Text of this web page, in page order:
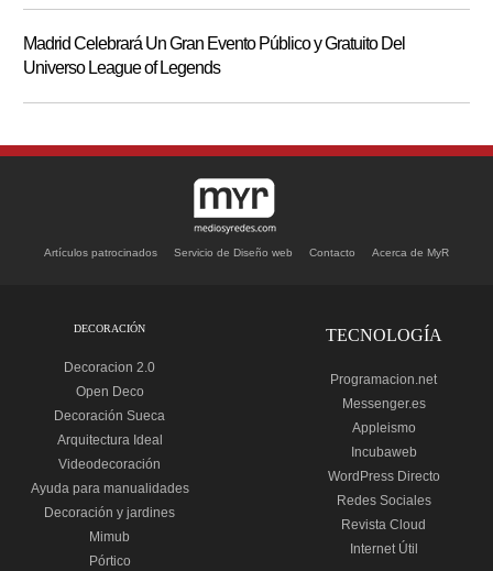
Madrid Celebrará Un Gran Evento Público y Gratuito Del
Universo League of Legends
Artículos patrocinados Servicio de Diseño web Contacto Acerca de MyR
DECORACIÓN
Decoracion 2.0
Open Deco
Decoración Sueca
Arquitectura Ideal
Videodecoración
Ayuda para manualidades
Decoración y jardines
Mimub
Pórtico
TECNOLOGÍA
Programacion.net
Messenger.es
Appleismo
Incubaweb
WordPress Directo
Redes Sociales
Revista Cloud
Internet Útil